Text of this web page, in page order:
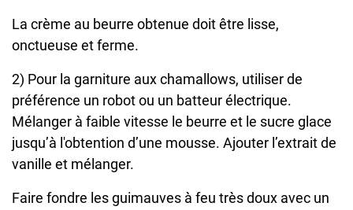
La crème au beurre obtenue doit être lisse,
onctueuse et ferme.
2) Pour la garniture aux chamallows, utiliser de
préférence un robot ou un batteur électrique.
Mélanger à faible vitesse le beurre et le sucre glace
jusqu’à l'obtention d’une mousse. Ajouter l’extrait de
vanille et mélanger.
Faire fondre les guimauves à feu très doux avec un